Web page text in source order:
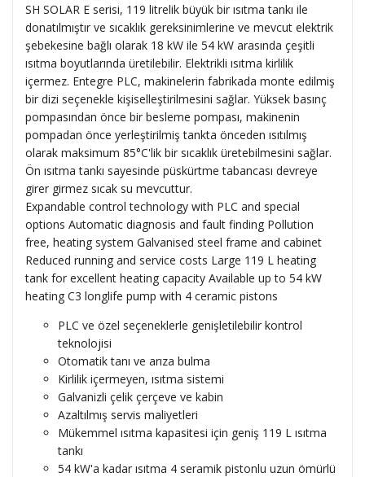
SH SOLAR E serisi, 119 litrelik büyük bir ısıtma tankı ile
donatılmıştır ve sıcaklık gereksinimlerine ve mevcut elektrik
şebekesine bağlı olarak 18 kW ile 54 kW arasında çeşitli
ısıtma boyutlarında üretilebilir. Elektrikli ısıtma kirlilik
içermez. Entegre PLC, makinelerin fabrikada monte edilmiş
bir dizi seçenekle kişiselleştirilmesini sağlar. Yüksek basınç
pompasından önce bir besleme pompası, makinenin
pompadan önce yerleştirilmiş tankta önceden ısıtılmış
olarak maksimum 85°C'lik bir sıcaklık üretebilmesini sağlar.
Ön ısıtma tankı sayesinde püskürtme tabancası devreye
girer girmez sıcak su mevcuttur.
Expandable control technology with PLC and special
options Automatic diagnosis and fault finding Pollution
free, heating system Galvanised steel frame and cabinet
Reduced running and service costs Large 119 L heating
tank for excellent heating capacity Available up to 54 kW
heating C3 longlife pump with 4 ceramic pistons
PLC ve özel seçeneklerle genişletilebilir kontrol
teknolojisi
Otomatik tanı ve arıza bulma
Kirlilik içermeyen, ısıtma sistemi
Galvanizli çelik çerçeve ve kabin
Azaltılmış servis maliyetleri
Mükemmel ısıtma kapasitesi için geniş 119 L ısıtma
tankı
54 kW'a kadar ısıtma 4 seramik pistonlu uzun ömürlü